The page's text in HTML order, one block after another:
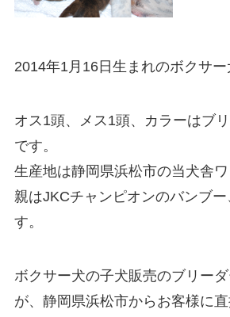
2014年1月16日生まれのボクサー
オス1頭、メス1頭、カラーはブ
です。
生産地は静岡県浜松市の当犬舎
親はJKCチャンピオンのバンブ
す。
ボクサー犬の子犬販売のブリーダ
が、静岡県浜松市からお客様に